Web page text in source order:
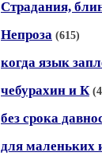
Страдания,
Непроза (615)
когда язык
чебурахин и К
без срока
для маленьких